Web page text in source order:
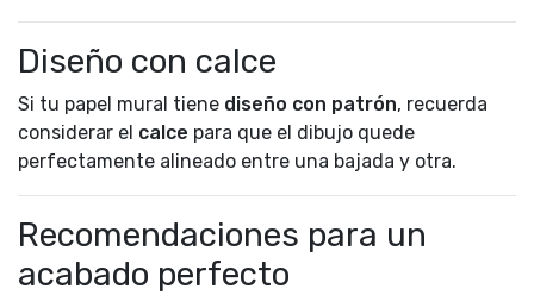
Diseño con calce
Si tu papel mural tiene diseño con patrón, recuerda
considerar el calce para que el dibujo quede
perfectamente alineado entre una bajada y otra.
Recomendaciones para un
acabado perfecto